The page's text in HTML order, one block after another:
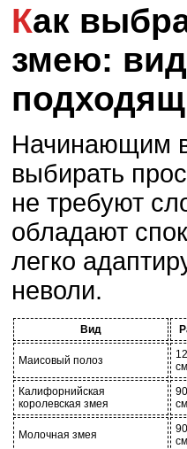
Как выбрать первую
змею:
Начинающим
выбирать
не требуют
обладают
легко
неволи.
Вид
Маисовый полоз
см
Калифорнийская
королевская змея
см
Молочная змея
см